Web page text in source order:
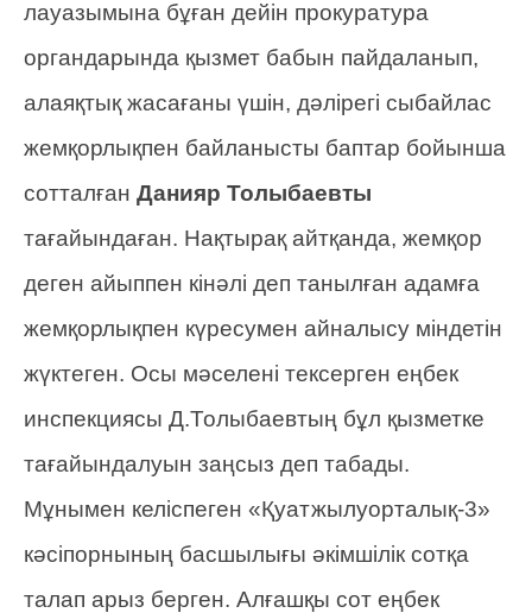
лауазымына бұған дейін прокуратура
органдарында қызмет бабын пайдаланып,
алаяқтық жасағаны үшін, дәлірегі сыбайлас
жемқорлықпен байланысты баптар бойынша
сотталған Данияр Толыбаевты
тағайындаған. Нақтырақ айтқанда, жемқор
деген айыппен кінәлі деп танылған адамға
жемқорлықпен күресумен айналысу міндетін
жүктеген. Осы мәселені тексерген еңбек
инспекциясы Д.Толыбаевтың бұл қызметке
тағайындалуын заңсыз деп табады.
Мұнымен келіспеген «Қуатжылуорталық-3»
кәсіпорнының басшылығы әкімшілік сотқа
талап арыз берген. Алғашқы сот еңбек